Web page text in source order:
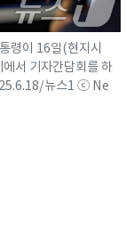
령이 16일(현지시
서 기자간담회를 하
뉴스1 ⓒ Ne